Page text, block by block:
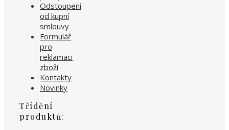
Odstoupení
od kupní
smlouvy
Formulář
pro
reklamaci
zboží
Kontakty
Novinky
Třídění
produktů: